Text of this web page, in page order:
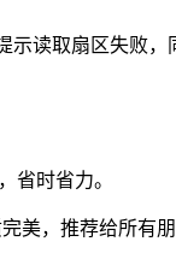
示读取扇区失败
省时省力。
美，推荐给所有朋